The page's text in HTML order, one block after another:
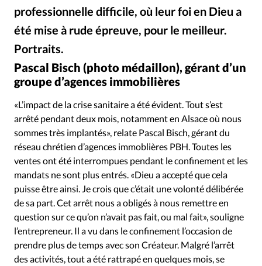
Se connecter
Édition: Internationale
Devise:CHF
Tous les articles
Actualité chrétienne
Actualité internationale
Chronique
Culture
Dossier
Eglises Foi Génération réveil
Monde
Opinions
Publireportage
Relations Aujourd'hui
Société
Tour du monde des Eglises
Trait d'Ixène
Vécu
Vie Intérieure
professionnelle difficile, où leur foi en Dieu a
été mise à rude épreuve, pour le meilleur.
Portraits.
Pascal Bisch (photo médaillon), gérant d’un
groupe d’agences immobilières
«L’impact de la crise sanitaire a été évident. Tout s’est
arrêté pendant deux mois, notamment en Alsace où nous
sommes très implantés», relate Pascal Bisch, gérant du
réseau chrétien d’agences immoblières PBH. Toutes les
ventes ont été interrompues pendant le confinement et les
mandats ne sont plus entrés. «Dieu a accepté que cela
puisse être ainsi. Je crois que c’était une volonté délibérée
de sa part. Cet arrêt nous a obligés à nous remettre en
question sur ce qu’on n’avait pas fait, ou mal fait», souligne
l’entrepreneur. Il a vu dans le confinement l’occasion de
prendre plus de temps avec son Créateur. Malgré l’arrêt
des activités, tout a été rattrapé en quelques mois, se